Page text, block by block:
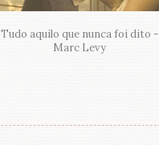
Tudo aquilo que nunca foi dito -
Marc Levy